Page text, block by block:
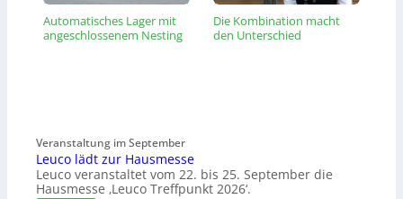
Automatisches Lager mit
angeschlossenem Nesting
Die Kombination macht
den Unterschied
Veranstaltung im September
Leuco lädt zur Hausmesse
Leuco veranstaltet vom 22. bis 25. September die
Hausmesse ‚Leuco Treffpunkt 2026‘.